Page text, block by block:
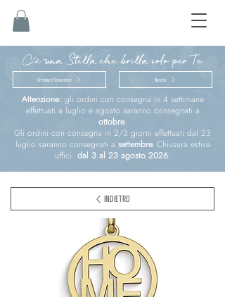
C'è una Stella che brilla solo per Te
Cresima e Comunione Nascita
Attenzione: gli ordini con consegna in 4 settimane
effettuati a luglio e agosto saranno consegnati a
ottobre.
Gli ordini con consegna in 2/3 giorni effettuati dal 23
luglio saranno consegnati a settembre.Chiusura estiva
uffici: dal 3 al 23 agosto 2026.
INDIETRO